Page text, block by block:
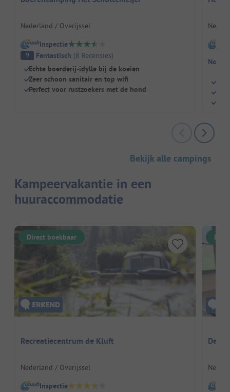
Nederland / Overijssel
Inspectie
9 Fantastisch (8 Recensies)
Echte boerderij-idylle bij de koeien
Zeer schoon sanitair en top wifi
Perfect voor rustzoekers met de hond
Nog
Bekijk alle campings
Kampeervakantie in een
huuraccommodatie
Direct boekbaar
Recreatiecentrum de Kluft
Nederland / Overijssel
Inspectie
De